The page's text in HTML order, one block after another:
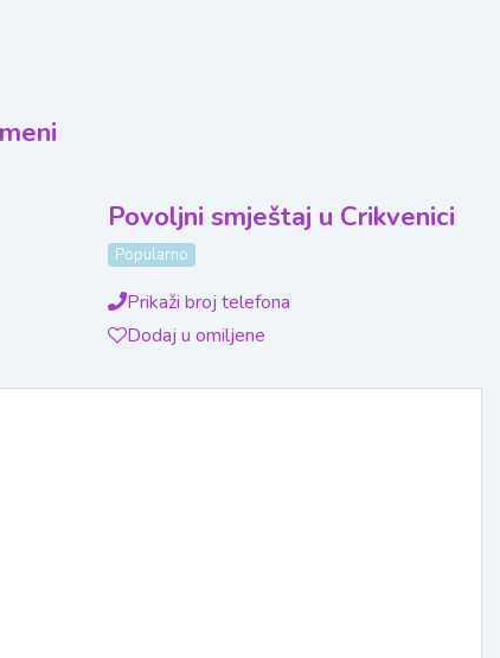
Povoljni smještaj u Crikvenici
Popularno
Prikaži broj telefona
Dodaj u omiljene